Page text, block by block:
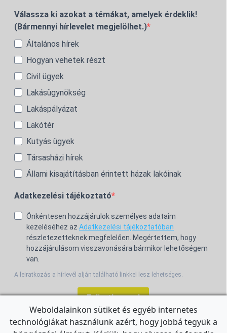
Válassza ki azokat a témákat, amelyek érdeklik!
(Bármennyi hírlevelet megjelölhet.)
Általános hírek
Hogyan vehetek részt
Civil ügyek
Lakásügynökség
Lakáspályázat
Lakótér
Kutyás ügyek
Társasházi hírek
Állami kisajátításban érintett házak lakóinak
Adatkezelési tájékoztató
Önkéntesen hozzájárulok személyes adataim
kezeléséhez az Adatkezelési tájékoztatóban
részletezetteknek megfelelően. Megértettem, hogy
hozzájárulásom visszavonására bármikor lehetőségem
van.
A leiratkozás a hírlevél alján található linkkel lesz lehetséges.
Feliratkozom!
Weboldalainkon sütiket és egyéb internetes
technológiákat használunk azért, hogy jobbá tegyük a